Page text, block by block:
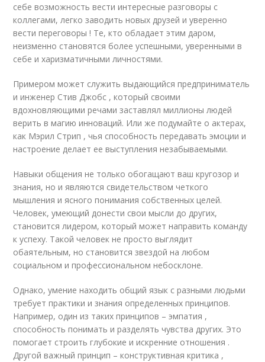
себе возможность вести интересные разговоры с
коллегами, легко заводить новых друзей и уверенно
вести переговоры ! Те, кто обладает этим даром,
неизменно становятся более успешными, уверенными в
себе и харизматичными личностями.
Примером может служить выдающийся предприниматель
и инженер Стив Джобс , который своими
вдохновляющими речами заставлял миллионы людей
верить в магию инноваций. Или же подумайте о актерах,
как Мэрил Стрип , чья способность передавать эмоции и
настроение делает ее выступления незабываемыми.
Навыки общения не только обогащают ваш кругозор и
знания, но и являются свидетельством четкого
мышления и ясного понимания собственных целей.
Человек, умеющий донести свои мысли до других,
становится лидером, который может направить команду
к успеху. Такой человек не просто выглядит
обаятельным, но становится звездой на любом
социальном и профессиональном небосклоне.
Однако, умение находить общий язык с разными людьми
требует практики и знания определенных принципов.
Например, один из таких принципов – эмпатия ,
способность понимать и разделять чувства других. Это
помогает строить глубокие и искренние отношения .
Другой важный принцип – конструктивная критика ,